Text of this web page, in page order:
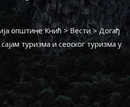
општине Кнић>Вести>Догађ
туризма и сеоског туризма у